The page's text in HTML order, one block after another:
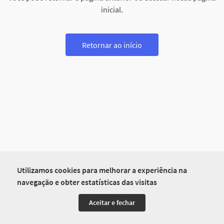
Utilizamos cookies para melhorar a experiência na
navegação e obter estatísticas das visitas
Aceitar e fechar
inicial.
Retornar ao início